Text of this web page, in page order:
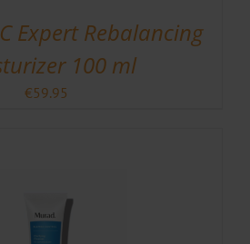
Expert Rebalancing
100 ml
€59.95